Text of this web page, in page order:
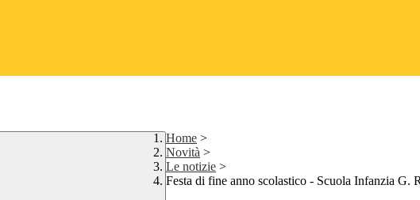
Home >
Novità >
Le notizie >
Festa di fine anno scolastico - Scuola Infanzia G.